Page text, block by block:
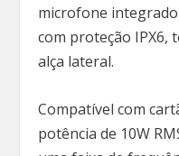
microfone integrado
com proteção IPX6,
alça lateral.
Compatível com
potência de 10W